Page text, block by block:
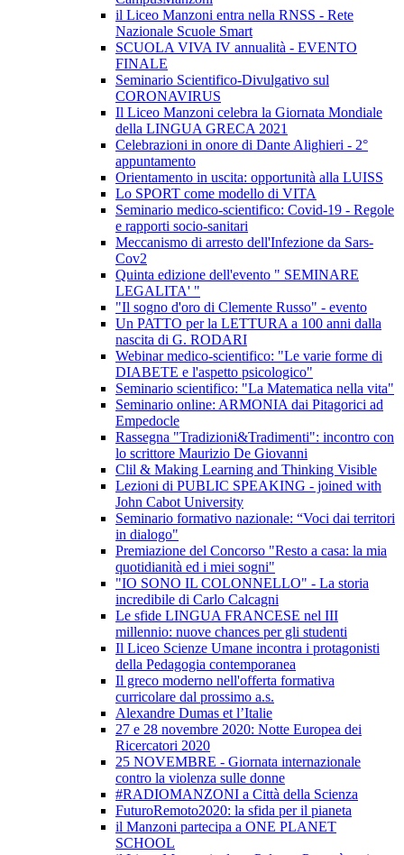
il Liceo Manzoni entra nella RNSS - Rete
Nazionale Scuole Smart
SCUOLA VIVA IV annualità - EVENTO
FINALE
Seminario Scientifico-Divulgativo sul
CORONAVIRUS
Il Liceo Manzoni celebra la Giornata Mondiale
della LINGUA GRECA 2021
Celebrazioni in onore di Dante Alighieri - 2°
appuntamento
Orientamento in uscita: opportunità alla LUISS
Lo SPORT come modello di VITA
Seminario medico-scientifico: Covid-19 - Regole
e rapporti socio-sanitari
Meccanismo di arresto dell'Infezione da Sars-
Cov2
Quinta edizione dell'evento " SEMINARE
LEGALITA' "
"Il sogno d'oro di Clemente Russo" - evento
Un PATTO per la LETTURA a 100 anni dalla
nascita di G. RODARI
Webinar medico-scientifico: "Le varie forme di
DIABETE e l'aspetto psicologico"
Seminario scientifico: "La Matematica nella vita"
Seminario online: ARMONIA dai Pitagorici ad
Empedocle
Rassegna "Tradizioni&Tradimenti": incontro con
lo scrittore Maurizio De Giovanni
Clil & Making Learning and Thinking Visible
Lezioni di PUBLIC SPEAKING - joined with
John Cabot University
Seminario formativo nazionale: “Voci dai territori
in dialogo"
Premiazione del Concorso "Resto a casa: la mia
quotidianità ed i miei sogni"
"IO SONO IL COLONNELLO" - La storia
incredibile di Carlo Calcagni
Le sfide LINGUA FRANCESE nel III
millennio: nuove chances per gli studenti
Il Liceo Scienze Umane incontra i protagonisti
della Pedagogia contemporanea
Il greco moderno nell'offerta formativa
curricolare dal prossimo a.s.
Alexandre Dumas et l’Italie
27 e 28 novembre 2020: Notte Europea dei
Ricercatori 2020
25 NOVEMBRE - Giornata internazionale
contro la violenza sulle donne
#RADIOMANZONI a Città della Scienza
FuturoRemoto2020: la sfida per il pianeta
il Manzoni partecipa a ONE PLANET
SCHOOL